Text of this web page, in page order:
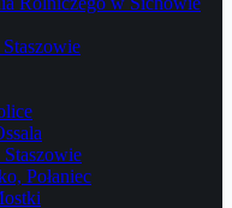
Połaniec